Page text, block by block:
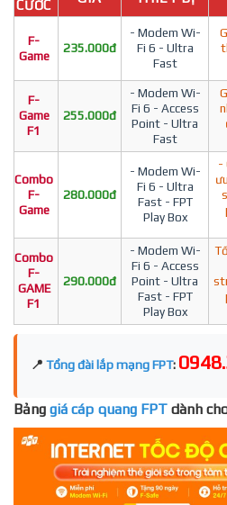
CƯỚC
F-
Game
235.000đ
- Modem Wi-
Fi 6 - Ultra
Fast
F-
Game
F1
255.000đ
- Modem Wi-
Fi 6 - Access
Point - Ultra
Fast
Combo
F-
Game
280.000đ
- Modem Wi-
Fi 6 - Ultra
Fast - FPT
Play Box
-
Combo
F-
GAME
F1
290.000đ
- Modem Wi-
Fi 6 - Access
Point - Ultra
Fast - FPT
Play Box
📍 Tổng đài lắp mạng FPT:
Bảng giá cáp quang FPT dành